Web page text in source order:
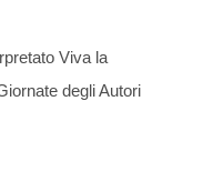
Viva la
degli Autori